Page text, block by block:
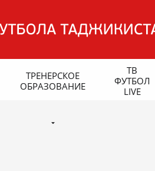
ТРЕНЕРСКОЕ
ОБРАЗОВАНИЕ
ТВ
ФУТБОЛ
LIVE